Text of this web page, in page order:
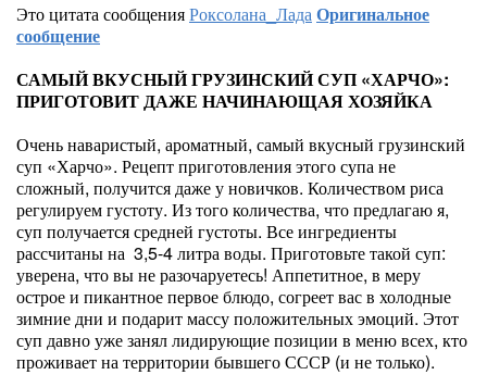
Это цитата сообщенияРоксолана_ЛадаОригинальное
сообщение
САМЫЙ ВКУСНЫЙ ГРУЗИНСКИЙ СУП «ХАРЧО»:
ПРИГОТОВИТ ДАЖЕ НАЧИНАЮЩАЯ ХОЗЯЙКА
Очень наваристый, ароматный, самый вкусный грузинский
суп «Харчо». Рецепт приготовления этого супа не
сложный, получится даже у новичков. Количеством риса
регулируем густоту. Из того количества, что предлагаю я,
суп получается средней густоты. Все ингредиенты
рассчитаны на 3,5-4 литра воды. Приготовьте такой суп:
уверена, что вы не разочаруетесь! Аппетитное, в меру
острое и пикантное первое блюдо, согреет вас в холодные
зимние дни и подарит массу положительных эмоций. Этот
суп давно уже занял лидирующие позиции в меню всех, кто
проживает на территории бывшего СССР (и не только).